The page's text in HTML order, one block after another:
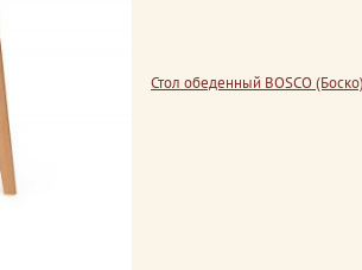
Стол обеденный BOSCO (Боско)